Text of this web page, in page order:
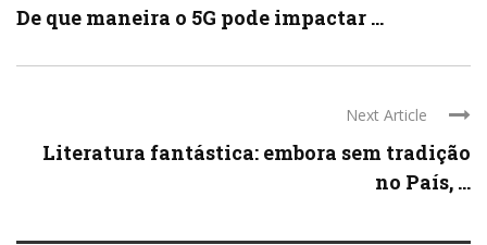
De que maneira o 5G pode impactar ...
Next Article
Literatura fantástica: embora sem tradição
no País, ...